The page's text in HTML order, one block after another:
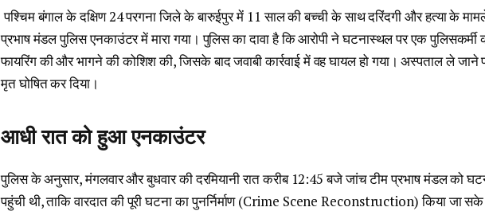
पश्चिम बंगाल के दक्षिण 24 परगना जिले के बारुईपुर में 11 साल की बच्ची के साथ दरिंदगी और हत्या के
प्रभाष मंडल पुलिस एनकाउंटर में मारा गया। पुलिस का दावा है कि आरोपी ने घटनास्थल पर एक पुलिसकर्मी
फायरिंग की और भागने की कोशिश की, जिसके बाद जवाबी कार्रवाई में वह घायल हो गया। अस्पताल ले जाने
मृत घोषित कर दिया।
आधी रात को हुआ एनकाउंटर
पुलिस के अनुसार, मंगलवार और बुधवार की दरमियानी रात करीब 12:45 बजे जांच टीम प्रभाष मंडल को
पहुंची थी, ताकि वारदात की पूरी घटना का पुनर्निर्माण (Crime Scene Reconstruction) किया जा